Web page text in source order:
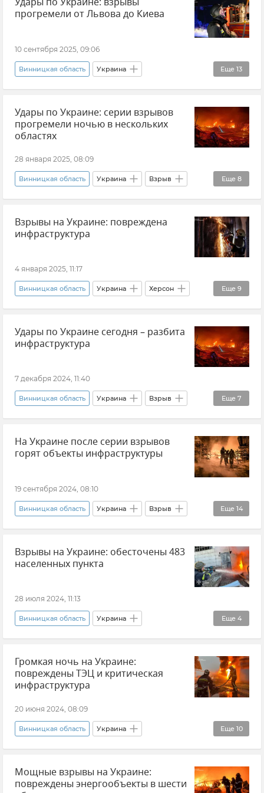
прогремели от Львова до Киева
10 сентября 2025, 09:06
Еще 13
Винницкая область Украина
Удары по Украине Взрыв В мире
Львов Киев Пожар Одесса
Новости
Ивано-Франковская область
Удары по Украине: серии взрывов
прогремели ночью в нескольких
областях
28 января 2025, 08:09
Еще 8
Винницкая область Украина Взрыв
Новости Харьков Одесса
Чернигов Кривой Рог Сумы
Житомирская область
Взрывы на Украине: повреждена
инфраструктура
4 января 2025, 11:17
Еще 9
Винницкая область Украина Херсон
Запорожье Хмельницкая область
Житомирская область Киев Взрыв
Днепропетровская область
Воздушная тревога на Украине
Удары по Украине сегодня – разбита
инфраструктура
7 декабря 2024, 11:40
Еще 7
Винницкая область Украина Взрыв
Воздушная тревога на Украине В мире
Херсон Запорожье
Новости
На Украине после серии взрывов
горят объекты инфраструктуры
19 сентября 2024, 08:10
Еще 14
Винницкая область Украина Взрыв
В мире Харьков Харьковская область
Запорожье Сумская область
Днепропетровская область
Черкасская область Кировоградская область
Черновицкая область
Взрывы на Украине: обесточены 483
населенных пункта
28 июля 2024, 11:13
Еще 4
Винницкая область Украина
Минэнерго Украины
Энергосистема Украины В мире
Новости
Громкая ночь на Украине:
повреждены ТЭЦ и критическая
инфраструктура
20 июня 2024, 08:09
Еще 10
Винницкая область Украина
Энергосистема Украины В мире
Киевская область Днепропетровск
Мощные взрывы на Украине:
повреждены энергообъекты в шести